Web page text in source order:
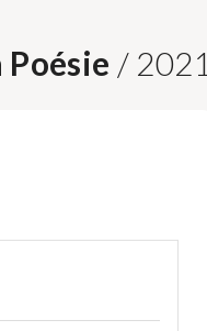
/ 2021